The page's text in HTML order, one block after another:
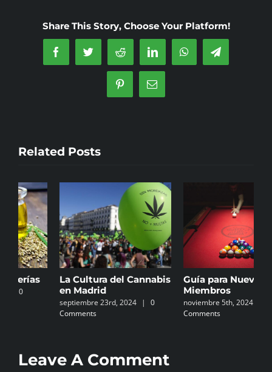
Share This Story, Choose Your Platform!
FacebookTwitterReddit LinkedInWhatsAppTelegram
PinterestEmail
Related Posts
La Cultura del Cannabis
en Madrid
septiembre 23rd, 2024 | 0
Guía para Nuevos
Miembros
noviembre 5th, 2024 |
0
Leave A Comment